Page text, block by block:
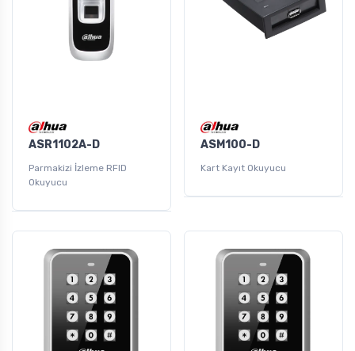
ASR1102A-D
Parmakizi İzleme RFID
Okuyucu
ASM100-D
Kart Kayıt Okuyucu